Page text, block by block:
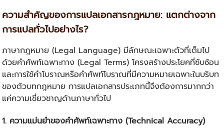
ความสำคัญของการแปลเอกสารกฎหมาย: แตกต่างจาก
การแปลทั่วไปอย่างไร?
ภาษากฎหมาย (Legal Language) มีลักษณะเฉพาะตัวที่เต็มไป
ด้วยคำศัพท์เฉพาะทาง (Legal Terms) โครงสร้างประโยคที่ซับซ้อน
และการใช้คำโบราณหรือคำศัพท์โบราณที่มีความหมายเฉพาะในบริบท
ของตัวบทกฎหมาย การแปลเอกสารประเภทนี้จึงต้องการมากกว่า
แค่ความเชี่ยวชาญด้านภาษาทั่วไป
1. ความแม่นยำของคำศัพท์เฉพาะทาง (Technical Accuracy)